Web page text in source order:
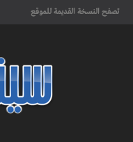
تصفح النسخة القديمة للموقع